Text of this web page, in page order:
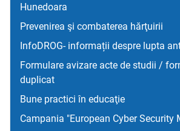
Hunedoara
Prevenirea şi combaterea hărţuirii
InfoDROG- informații despre lupta
Formulare avizare acte de studii /
duplicat
Bune practici în educaţie
Campania "European Cyber Security